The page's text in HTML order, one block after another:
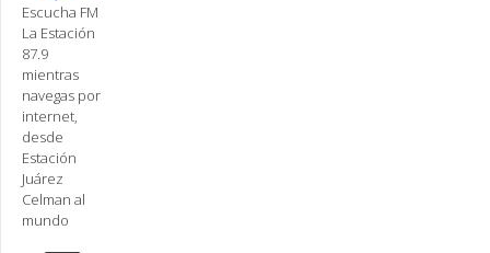
Escucha FM
La Estación
87.9
mientras
navegas por
internet,
desde
Estación
Juárez
Celman al
mundo